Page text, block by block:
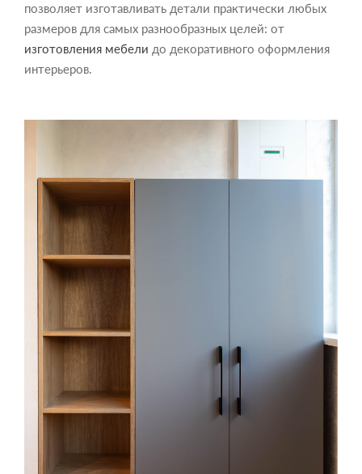
позволяет изготавливать детали практически любых
размеров для самых разнообразных целей: от
изготовления мебели до декоративного оформления
интерьеров.